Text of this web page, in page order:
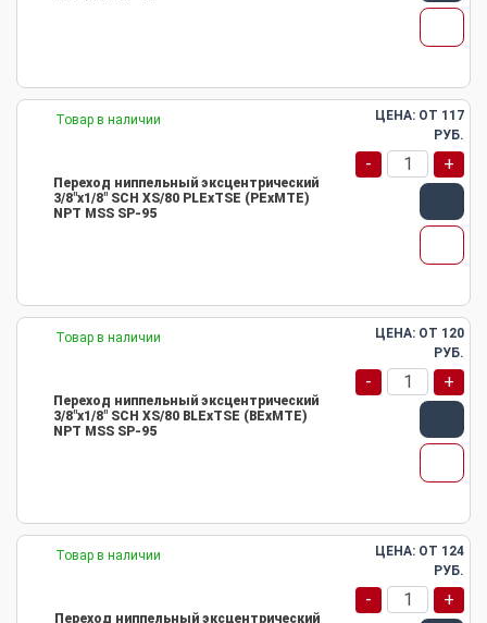
Товар в наличии
Переход ниппельный эксцентрический
3/8"х1/8" SCH XS/80 PLEхTSE (PEхMTE)
NPT MSS SP-95
ЦЕНА: ОТ 117
РУБ.
- +
Товар в наличии
Переход ниппельный эксцентрический
3/8"х1/8" SCH XS/80 BLEхTSE (BEхMTE)
NPT MSS SP-95
ЦЕНА: ОТ 120
РУБ.
- +
Товар в наличии
Переход ниппельный эксцентрический
ЦЕНА: ОТ 124
РУБ.
- +